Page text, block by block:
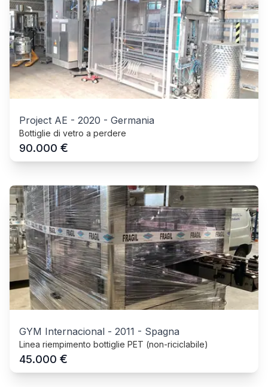
Project AE - 2020 - Germania
Bottiglie di vetro a perdere
90.000 €
GYM Internacional - 2011 - Spagna
Linea riempimento bottiglie PET (non-riciclabile)
45.000 €